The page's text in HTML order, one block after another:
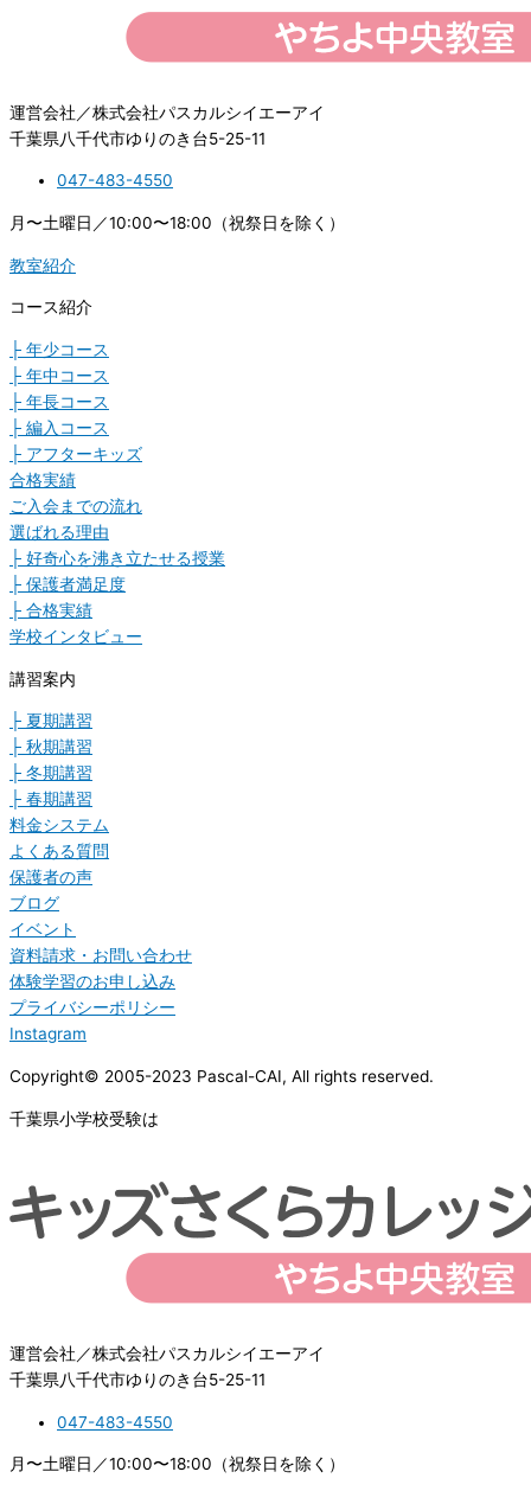
運営会社／株式会社パスカルシイエーアイ
千葉県八千代市ゆりのき台5-25-11
047-483-4550
月〜土曜日／10:00〜18:00（祝祭日を除く）
教室紹介
コース紹介
├ 年少コース
├ 年中コース
├ 年長コース
├ 編入コース
├ アフターキッズ
合格実績
ご入会までの流れ
選ばれる理由
├ 好奇心を沸き立たせる授業
├ 保護者満足度
├ 合格実績
学校インタビュー
講習案内
├ 夏期講習
├ 秋期講習
├ 冬期講習
├ 春期講習
料金システム
よくある質問
保護者の声
ブログ
イベント
資料請求・お問い合わせ
体験学習のお申し込み
プライバシーポリシー
Instagram
Copyright© 2005-2023 Pascal-CAI, All rights reserved.
千葉県小学校受験は
運営会社／株式会社パスカルシイエーアイ
千葉県八千代市ゆりのき台5-25-11
047-483-4550
月〜土曜日／10:00〜18:00（祝祭日を除く）